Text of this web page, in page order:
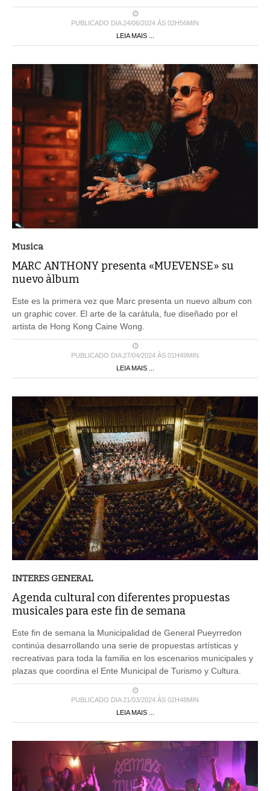
PUBLICADO DIA 24/06/2024 ÀS 02H56MIN
LEIA MAIS ...
Musica
MARC ANTHONY presenta «MUEVENSE» su
nuevo àlbum
Este es la primera vez que Marc presenta un nuevo album con
un graphic cover. El arte de la carátula, fue diseñado por el
artista de Hong Kong Caine Wong.
PUBLICADO DIA 27/04/2024 ÀS 01H49MIN
LEIA MAIS ...
INTERES GENERAL
Agenda cultural con diferentes propuestas
musicales para este fin de semana
Este fin de semana la Municipalidad de General Pueyrredon
continúa desarrollando una serie de propuestas artísticas y
recreativas para toda la familia en los escenarios municipales y
plazas que coordina el Ente Municipal de Turismo y Cultura.
PUBLICADO DIA 21/03/2024 ÀS 02H48MIN
LEIA MAIS ...